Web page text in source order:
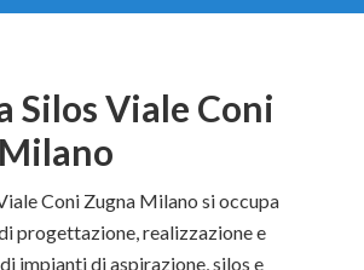
Silos Viale Coni
Coni Zugna Milano si occupa
progettazione, realizzazione e
impianti di aspirazione, silos e